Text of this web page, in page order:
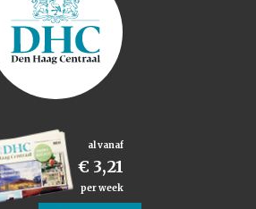
al vanaf
€ 3,21
per week